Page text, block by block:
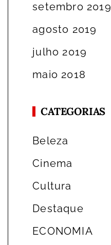
setembro 2019
agosto 2019
julho 2019
maio 2018
CATEGORIAS
Beleza
Cinema
Cultura
Destaque
ECONOMIA